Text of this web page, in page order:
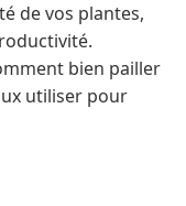
de vos plantes,
bien pailler
utiliser pour